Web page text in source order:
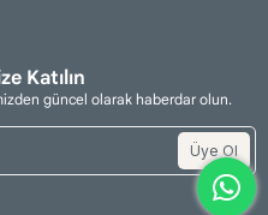
Katılın
güncel olarak haberdar olun.
Üye Ol